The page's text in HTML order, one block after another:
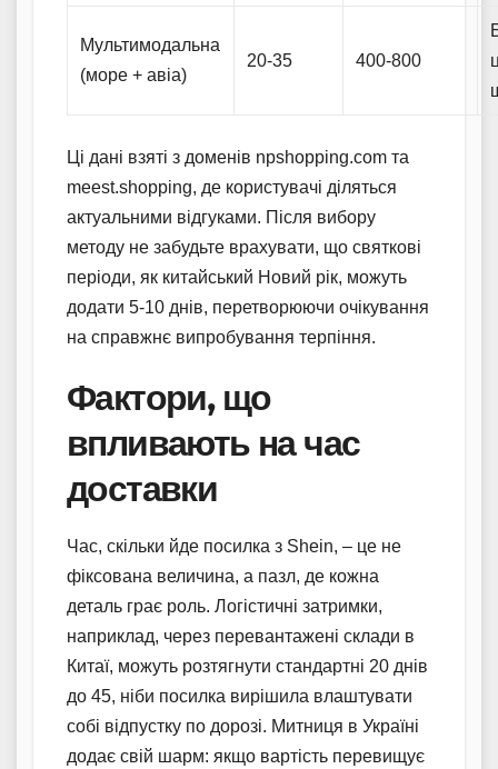
Мультимодальна
(море + авіа)
20-35 400-800
Ці дані взяті з доменів npshopping.com та
meest.shopping, де користувачі діляться
актуальними відгуками. Після вибору
методу не забудьте врахувати, що святкові
періоди, як китайський Новий рік, можуть
додати 5-10 днів, перетворюючи очікування
на справжнє випробування терпіння.
Фактори, що
впливають на час
доставки
Час, скільки йде посилка з Shein, – це не
фіксована величина, а пазл, де кожна
деталь грає роль. Логістичні затримки,
наприклад, через перевантажені склади в
Китаї, можуть розтягнути стандартні 20 днів
до 45, ніби посилка вирішила влаштувати
собі відпустку по дорозі. Митниця в Україні
додає свій шарм: якщо вартість перевищує